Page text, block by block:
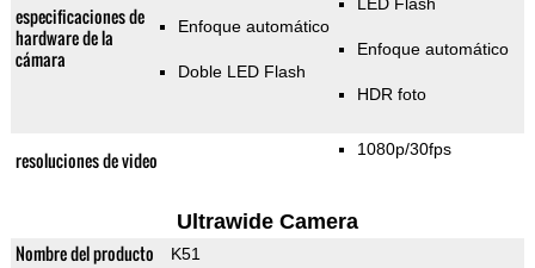
especificaciones de
hardware de la
cámara
Enfoque automático
Doble LED Flash
Enfoque automático
HDR foto
resoluciones de video 1080p/30fps
Ultrawide Camera
Nombre del producto K51